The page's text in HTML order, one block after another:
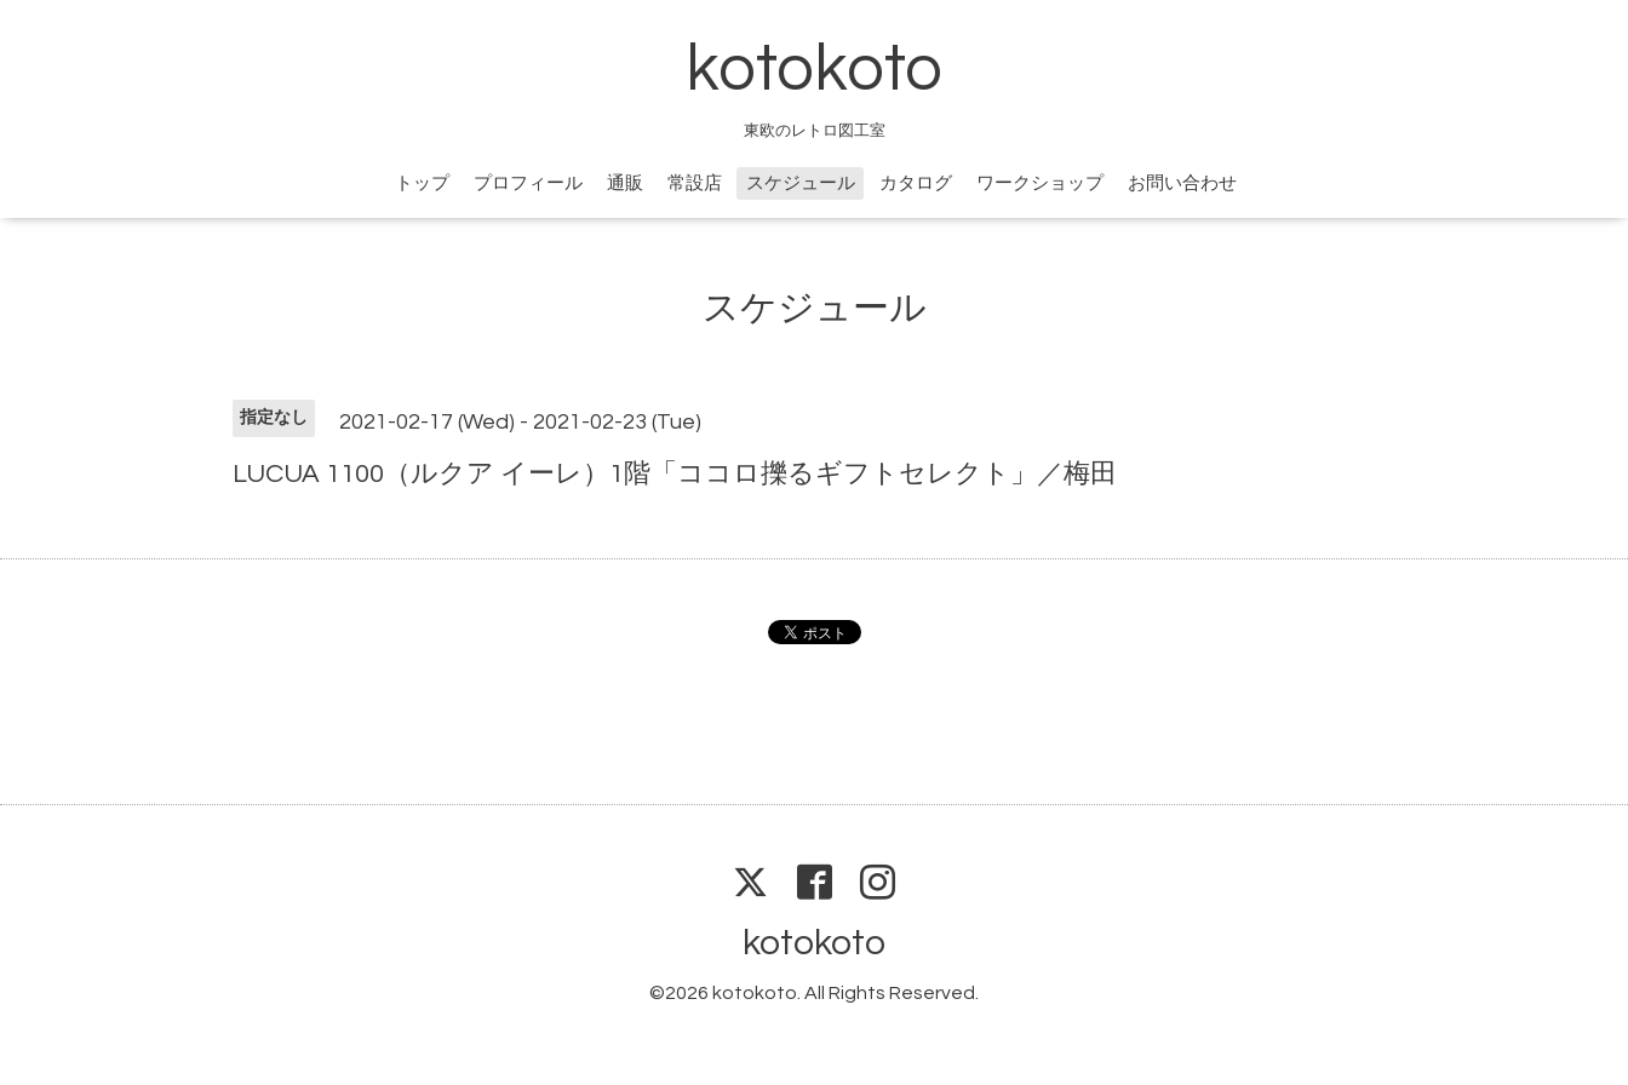
kotokoto
東欧のレトロ図工室
トップ プロフィール 通販 常設店 スケジュール カタログ ワークショップ お問い合わせ
スケジュール
指定なし 2021-02-17 (Wed) - 2021-02-23 (Tue)
LUCUA 1100（ルクア イーレ）1階「ココロ擽るギフトセレクト」／梅田
kotokoto
©2026 kotokoto . All Rights Reserved.